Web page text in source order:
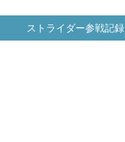
ストライダー参戦記録